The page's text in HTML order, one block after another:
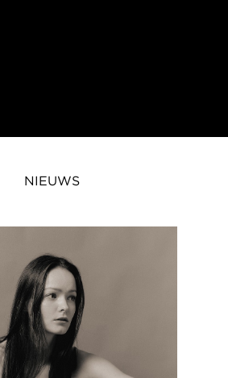
Yelahina is een Oekraïens
NIEUWS